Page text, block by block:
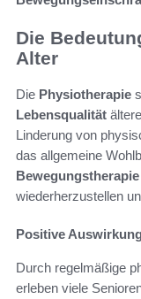
Die
Alter
Die Physiotherapie
Lebensqualität
Linderung von
das allgemeine
Bewegungstherapie
wiederherzustellen
Positive
Durch regelmäßige
erleben viele